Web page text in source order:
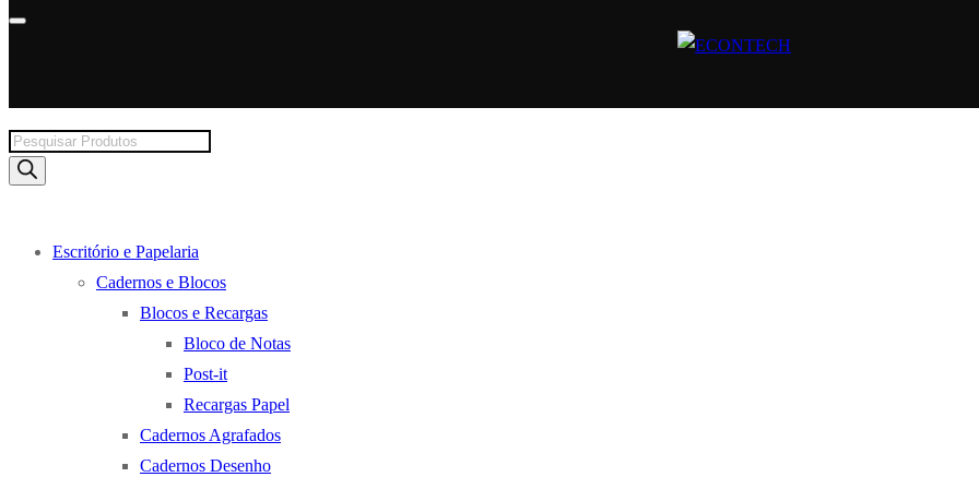
Products
search
Escritório e Papelaria
Cadernos e Blocos
Blocos e Recargas
Bloco de Notas
Post-it
Recargas Papel
Cadernos Agrafados
Cadernos Desenho